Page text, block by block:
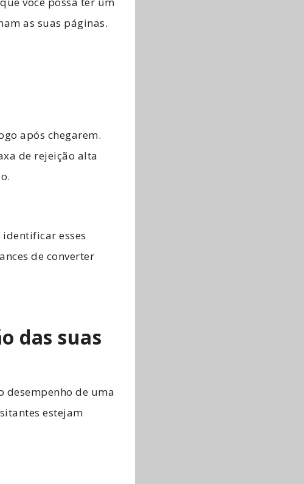
as suas páginas.
após chegarem.
de rejeição alta
esses
de converter
das suas
desempenho de uma
estejam